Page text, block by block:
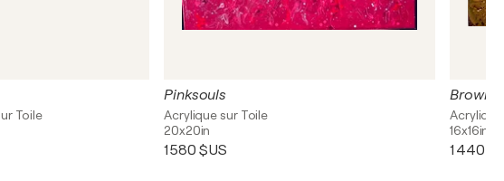
Toile
Pinksouls
Acrylique sur Toile
20x20in
1 580 $US
16x16in
1 440